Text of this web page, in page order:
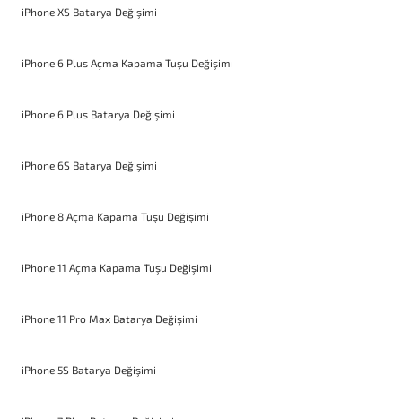
iPhone XS Batarya Değişimi
iPhone 6 Plus Açma Kapama Tuşu Değişimi
iPhone 6 Plus Batarya Değişimi
iPhone 6S Batarya Değişimi
iPhone 8 Açma Kapama Tuşu Değişimi
iPhone 11 Açma Kapama Tuşu Değişimi
iPhone 11 Pro Max Batarya Değişimi
iPhone 5S Batarya Değişimi